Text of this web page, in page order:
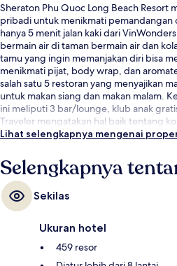
Sheraton Phu Quoc Long Beach Resort
pribadi untuk menikmati pemandangan
hanya 5 menit jalan kaki dari
bermain air di taman bermain air dan
tamu yang ingin memanjakan diri bisa
menikmati pijat, body wrap, dan
salah satu 5 restoran yang menyajikan
untuk makan siang dan makan malam.
ini meliputi 3 bar/lounge, klub anak
Traveler mengatakan hal baik tentang
Lihat selengkapnya mengenai
Selengkapnya
Sekilas
Ukuran hotel
459 resor